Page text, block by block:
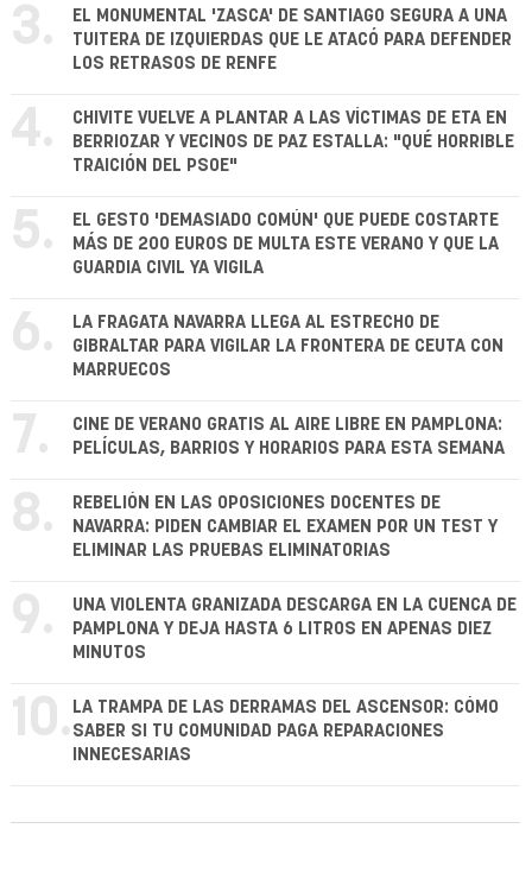
3.
EL MONUMENTAL 'ZASCA' DE SANTIAGO SEGURA A UNA
TUITERA DE IZQUIERDAS QUE LE ATACÓ PARA DEFENDER
LOS RETRASOS DE RENFE
4.
CHIVITE VUELVE A PLANTAR A LAS VÍCTIMAS DE ETA EN
BERRIOZAR Y VECINOS DE PAZ ESTALLA: "QUÉ HORRIBLE
TRAICIÓN DEL PSOE"
5.
EL GESTO 'DEMASIADO COMÚN' QUE PUEDE COSTARTE
MÁS DE 200 EUROS DE MULTA ESTE VERANO Y QUE LA
GUARDIA CIVIL YA VIGILA
6.
LA FRAGATA NAVARRA LLEGA AL ESTRECHO DE
GIBRALTAR PARA VIGILAR LA FRONTERA DE CEUTA CON
MARRUECOS
7.
CINE DE VERANO GRATIS AL AIRE LIBRE EN PAMPLONA:
PELÍCULAS, BARRIOS Y HORARIOS PARA ESTA SEMANA
8.
REBELIÓN EN LAS OPOSICIONES DOCENTES DE
NAVARRA: PIDEN CAMBIAR EL EXAMEN POR UN TEST Y
ELIMINAR LAS PRUEBAS ELIMINATORIAS
9.
UNA VIOLENTA GRANIZADA DESCARGA EN LA CUENCA DE
PAMPLONA Y DEJA HASTA 6 LITROS EN APENAS DIEZ
MINUTOS
10. LA TRAMPA DE LAS DERRAMAS DEL ASCENSOR: CÓMO
SABER SI TU COMUNIDAD PAGA REPARACIONES
INNECESARIAS